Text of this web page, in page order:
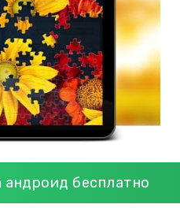
андроид бесплатно